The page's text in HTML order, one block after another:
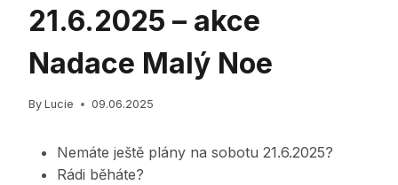
21.6.2025 – akce
Nadace Malý Noe
By Lucie 09.06.2025
Nemáte ještě plány na sobotu 21.6.2025?
Rádi běháte?